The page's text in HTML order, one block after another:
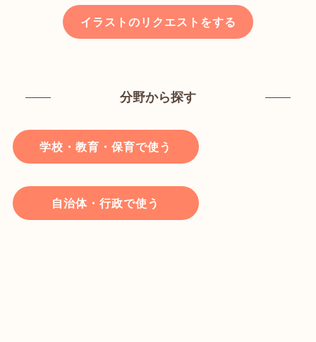
イラストのリクエストをする
分野から探す
学校・教育・保育で使う
自治体・行政で使う